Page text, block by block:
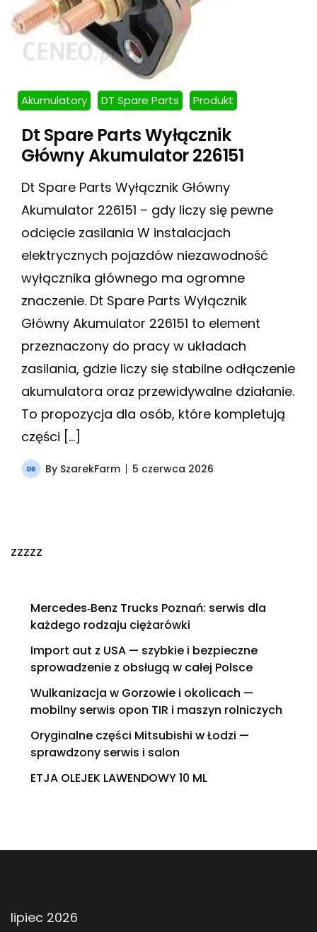
Akumulatory DT Spare Parts Produkt
Dt Spare Parts Wyłącznik
Główny Akumulator 226151
Dt Spare Parts Wyłącznik Główny
Akumulator 226151 – gdy liczy się pewne
odcięcie zasilania W instalacjach
elektrycznych pojazdów niezawodność
wyłącznika głównego ma ogromne
znaczenie. Dt Spare Parts Wyłącznik
Główny Akumulator 226151 to element
przeznaczony do pracy w układach
zasilania, gdzie liczy się stabilne odłączenie
akumulatora oraz przewidywalne działanie.
To propozycja dla osób, które kompletują
części […]
By SzarekFarm 5 czerwca 2026
zzzzz
Mercedes‑Benz Trucks Poznań: serwis dla
każdego rodzaju ciężarówki
Import aut z USA — szybkie i bezpieczne
sprowadzenie z obsługą w całej Polsce
Wulkanizacja w Gorzowie i okolicach —
mobilny serwis opon TIR i maszyn rolniczych
Oryginalne części Mitsubishi w Łodzi —
sprawdzony serwis i salon
ETJA OLEJEK LAWENDOWY 10 ML
lipiec 2026